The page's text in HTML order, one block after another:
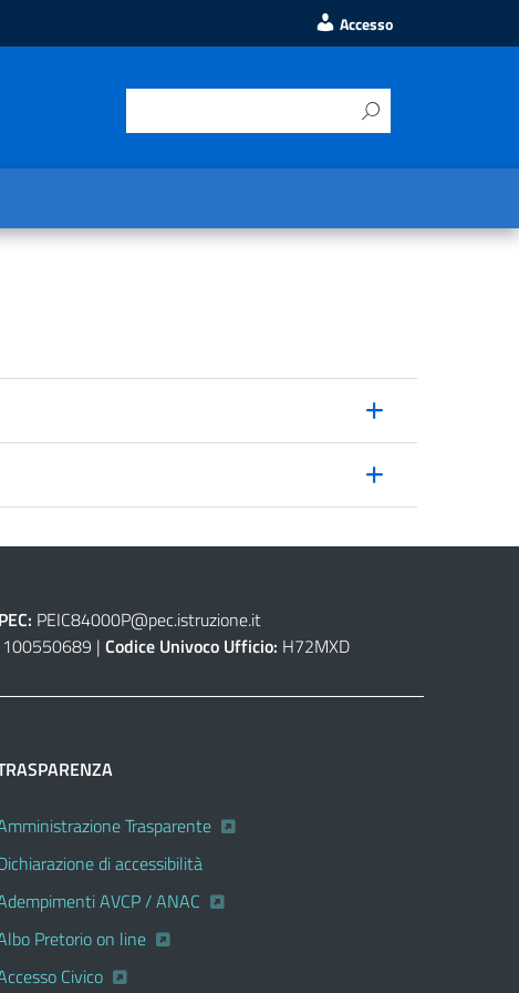
Accesso
PEC: PEIC84000P@pec.istruzione.it
| Codice Univoco Ufficio: H72MXD
Trasparente
di accessibilità
AVCP / ANAC
Pretorio on line
Civico